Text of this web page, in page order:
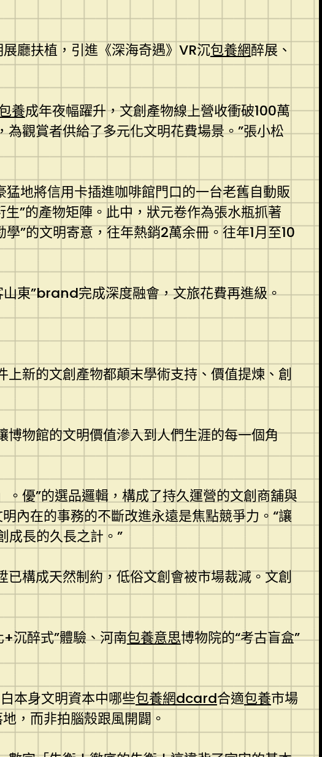
展廳扶植，引進《深海奇遇》VR沉包養網醉展、
養成年夜幅躍升，文創產物線上營收衝破100萬
觀賞者供給了多元化文明花費場景。”張小松
地將信用卡插進咖啡館門口的一台老舊自動販
”的產物矩陣。此中，狀元卷作為張水瓶抓著
”的文明寄意，往年熱銷2萬余冊。往年1月至10
山東”brand完成深度融會，文旅花費再進級。
新的文創產物都顛末學術支持、價值提煉、創
物館的文明價值滲入到人們生涯的每一個角
優”的選品邏輯，構成了持久運營的文創商舖與
內在的事務的不斷改進永遠是焦點競爭力。“讓
成長的久長之計。”
構成天然制約，低俗文創會被市場裁減。文創
沉醉式”體驗、河南包養意思博物院的“考古盲盒”
本身文明資本中哪些包養網dcard合適包養市場
，而非拍腦殼跟風開闢。